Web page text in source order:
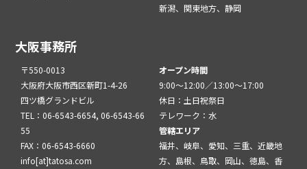
新潟、関東地方、静岡
大阪事務所
〒550-0013
大阪府大阪市西区新町1-4-26
四ツ橋グランドビル
TEL：06-6543-6654, 06-6543-66
55
FAX：06-6543-6660
info[at]tatosa.com
オープン時間
9:00～12:00／13:00～17:00
休日：土日祝祭日
テレワーク：水
管轄エリア
福井、岐阜、愛知、三重、近畿地
方、島根、鳥取、岡山、徳島、香